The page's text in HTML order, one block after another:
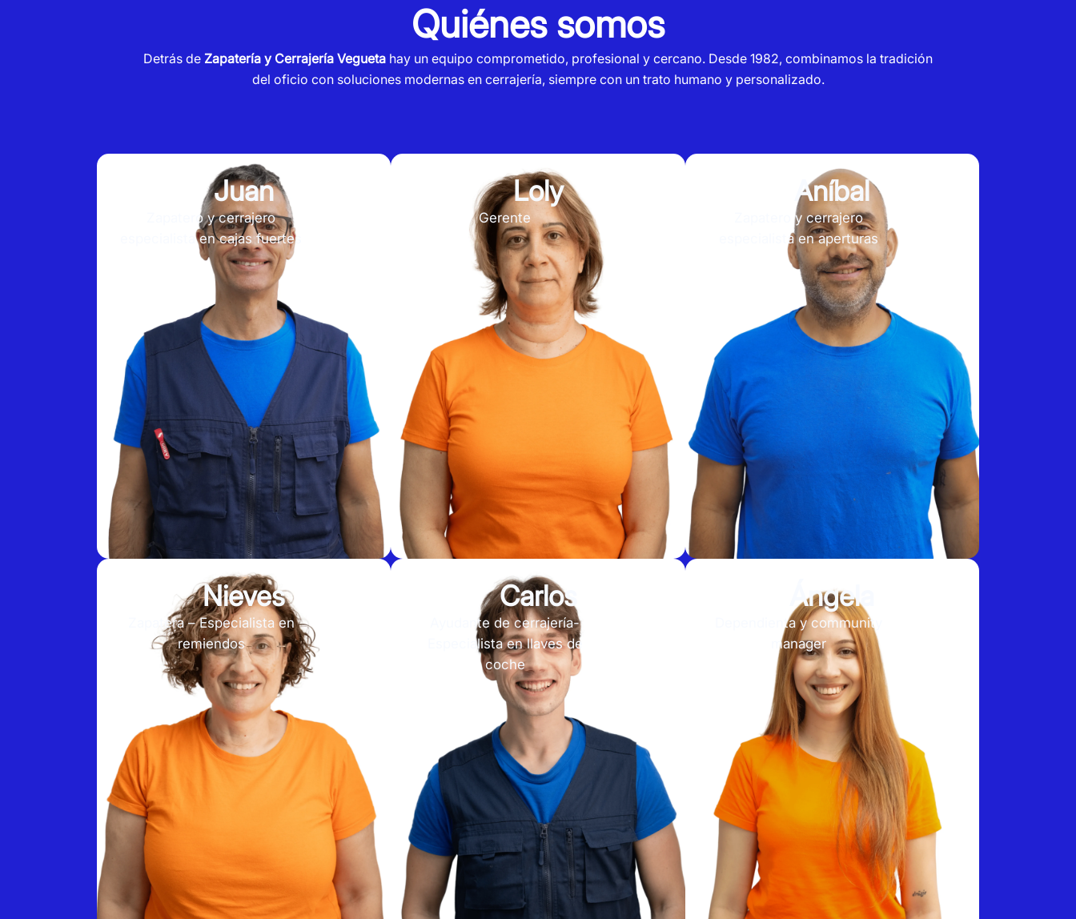
Quiénes somos
Detrás de Zapatería y Cerrajería Vegueta hay un equipo comprometido, profesional y cercano. Desde 1982, combinamos la tradición
del oficio con soluciones modernas en cerrajería, siempre con un trato humano y personalizado.
Juan
Zapatero y cerrajero
especialista en cajas fuertes
Loly
Gerente
Aníbal
Zapatero y cerrajero
especialista en aperturas
Nieves
Zapatera – Especialista en
remiendos
Carlos
Ayudante de cerrajería-
Especialista en llaves de
coche
Ángela
Dependienta y community
manager